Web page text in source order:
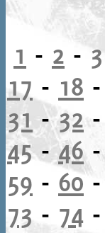
1 - 2 -3
17 - 18 -
31 -32-
45-46
59 - 60-
73 - 74 -